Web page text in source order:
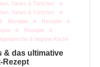
Tartes & Törtchen
Tartes & Törtchen
Rezepte
Rezepte
Rezepte
& Vegane Küche
& das ultimative
Rezept